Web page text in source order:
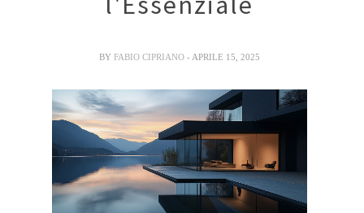
BY FABIO CIPRIANO - APRILE 15, 2025